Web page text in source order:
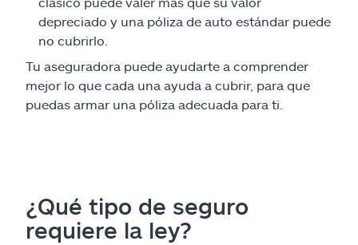
depreciado y una póliza de auto estándar puede
no cubrirlo.
Tu aseguradora puede ayudarte a comprender
mejor lo que cada una ayuda a cubrir, para que
puedas armar una póliza adecuada para ti.
¿Qué tipo de seguro
requiere la ley?